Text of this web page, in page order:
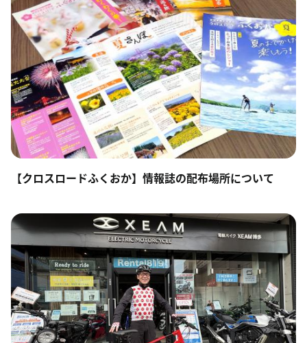
【クロスロードふくおか】情報誌の配布場所について